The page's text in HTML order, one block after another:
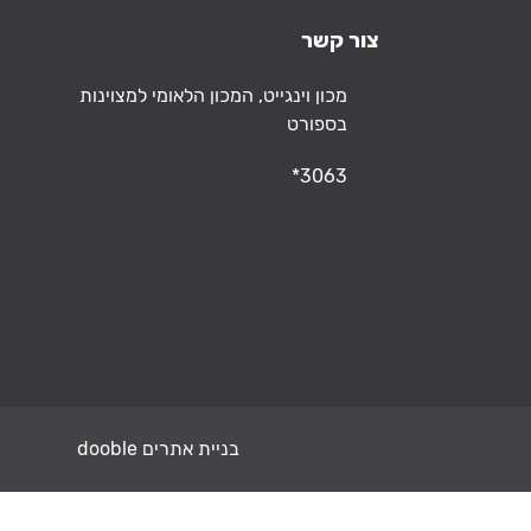
צור קשר
כתובת
מכון וינגייט, המכון הלאומי למצוינות
בספורט
*3063
בניית אתרים dooble